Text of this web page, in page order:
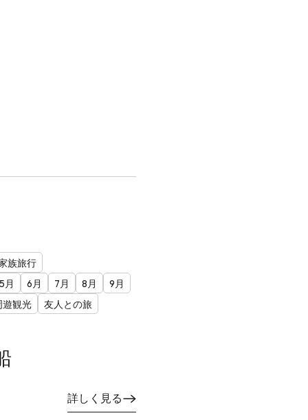
族旅行
5月 6月 7月 8月
9月
遊観光
友人との旅
詳しく見る